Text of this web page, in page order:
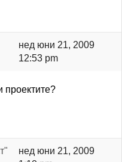
нед юни 21, 2009
12:53 pm
проектите?
нед юни 21, 2009